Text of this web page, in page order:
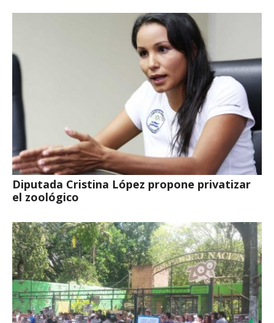
Diputada Cristina López propone privatizar
el zoológico